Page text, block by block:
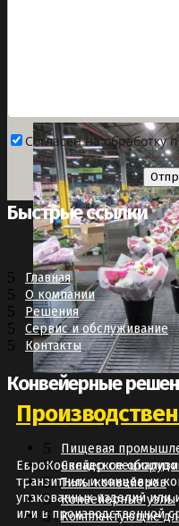
ЕвроКонвейер
транзитных и концевых
упакованных изделий или
или в производственной
Согласен на обработку
Быстрые ссылки
Главная
О компании
Решения
Сервис и обслуживание
Контакты
Конвейерные
Пищевая
Складское
Типы конвейеров
Конвейерные узлы
Комплектующие